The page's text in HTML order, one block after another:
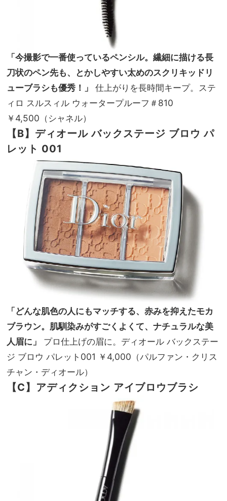
「今撮影で一番使っているペンシル。繊細に描ける長
刀状のペン先も、とかしやすい太めのスクリキッドリ
ューブラシも優秀！」
仕上がりを長時間キープ。ステ
ィロ スルスィル ウォータープルーフ＃810
￥4,500（シャネル）
【B】ディオール バックステージ ブロウ パ
レット 001
「どんな肌色の人にもマッチする、赤みを抑えたモカ
ブラウン。肌馴染みがすごくよくて、ナチュラルな美
人眉に」
プロ仕上げの眉に。ディオール バックステー
ジ ブロウ パレット001 ￥4,000（パルファン・クリス
チャン・ディオール）
【C】アディクション アイブロウブラシ